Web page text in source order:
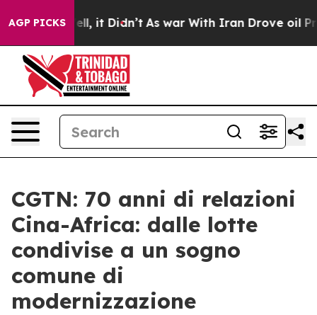
AGP PICKS
Well, it Didn’t As war With Iran Drove oil Prices
CGTN: 70 anni di relazioni
Cina-Africa: dalle lotte
condivise a un sogno
comune di
modernizzazione